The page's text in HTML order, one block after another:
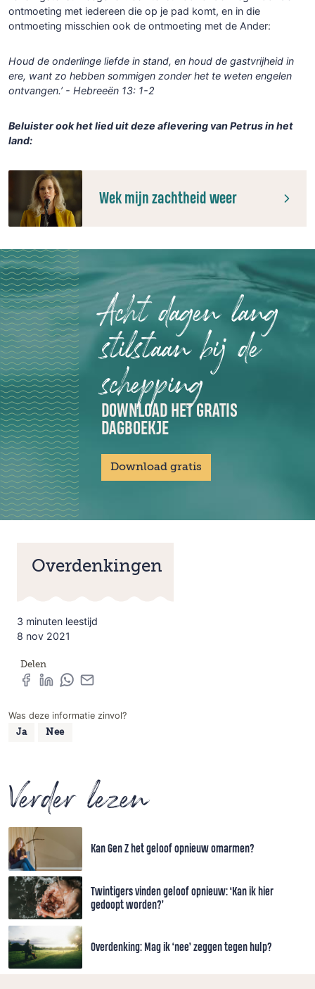
ontmoeting met iedereen die op je pad komt, en in die
ontmoeting misschien ook de ontmoeting met de Ander:
Houd de onderlinge liefde in stand, en houd de gastvrijheid in
ere, want zo hebben sommigen zonder het te weten engelen
ontvangen.’ - Hebreeën 13: 1-2
Beluister ook het lied uit deze aflevering van Petrus in het
land:
Wek mijn zachtheid weer
Acht dagen lang
stilstaan bij de
schepping
DOWNLOAD HET GRATIS
DAGBOEKJE
Download gratis
Overdenkingen
3 minuten leestijd
8 nov 2021
Delen
Was deze informatie zinvol?
Ja Nee
Verder lezen
Kan Gen Z het geloof opnieuw omarmen?
Twintigers vinden geloof opnieuw: ‘Kan ik hier
gedoopt worden?’
Overdenking: Mag ik ‘nee’ zeggen tegen hulp?